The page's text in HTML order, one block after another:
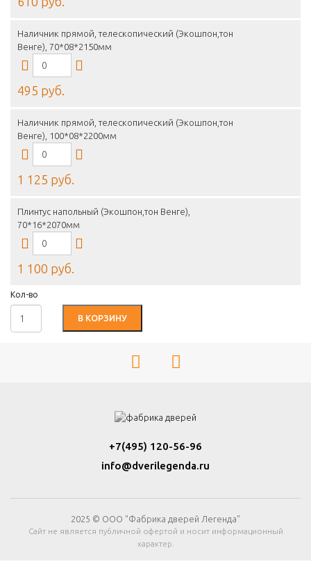
Наличник прямой, телескопический (Экошпон,тон
Венге), 70*08*2150мм
495 руб.
Наличник прямой, телескопический (Экошпон,тон
Венге), 100*08*2200мм
1 125 руб.
Плинтус напольный (Экошпон,тон Венге),
70*16*2070мм
1 100 руб.
Кол-во
В КОРЗИНУ
+7(495) 120-56-96
info@dverilegenda.ru
2025 © ООО "Фабрика дверей Легенда"
Сайт не является публичной офертой и носит информационный
характер.